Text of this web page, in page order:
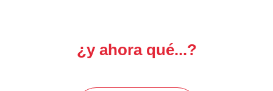
¿y ahora qué...?